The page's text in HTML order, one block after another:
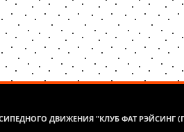
ДВИЖЕНИЯ "КЛУБ ФАТ РЭЙСИНГ